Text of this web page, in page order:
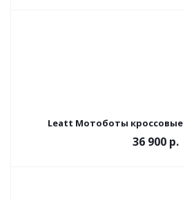
Leatt Мотоботы кроссовые
36 900 р.